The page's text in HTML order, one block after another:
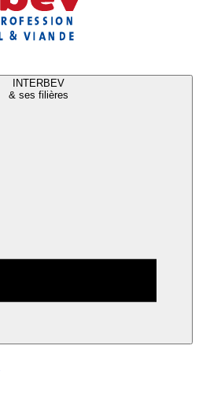
INTERBEV
& ses filières